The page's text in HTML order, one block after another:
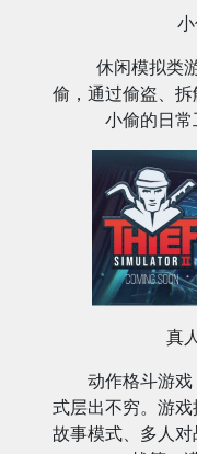
休闲模拟类
偷，通过偷盗、
小偷的日常
真
动作格斗游
式层出不穷。游
故事模式、多人